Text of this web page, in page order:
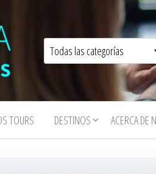
TOURS DESTINOS ACERCA DE